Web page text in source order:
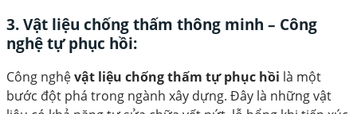
3. Vật liệu chống thấm thông minh – Công
nghệ tự phục hồi:
Công nghệvật liệu chống thấm tự phục hồi là một
bước đột phá trong ngành xây dựng. Đây là những vật